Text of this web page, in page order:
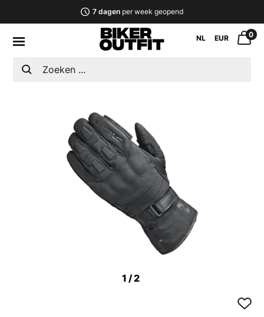
7 dagenper week geopend
NL EUR 0
1/2